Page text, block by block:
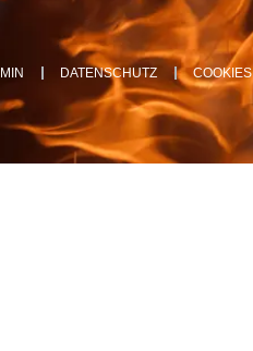
DATENSCHUTZ COOKIES